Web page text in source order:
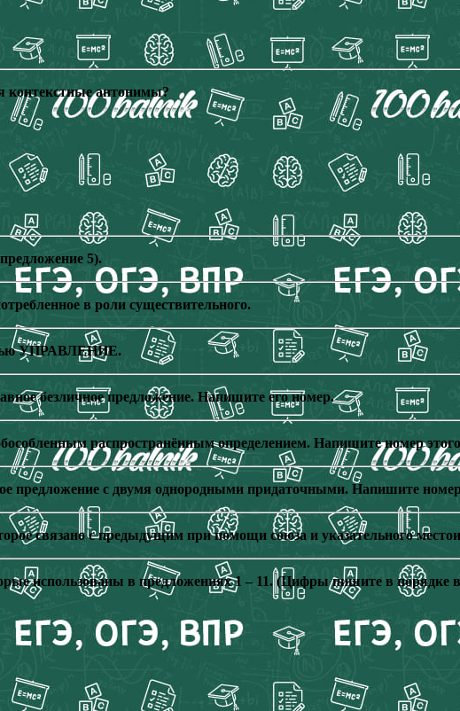
контекстные антонимы?
5).
в роли существительного.
УПРАВЛЕНИЕ.
безличное предложение. Напишите его номер.
распространённым определением. Напишите номер
предложение с двумя однородными придаточными. Напишите
связано с предыдущим при помощи союза и указательного
использованы в предложениях 1 – 11. (Цифры пишите в порядке